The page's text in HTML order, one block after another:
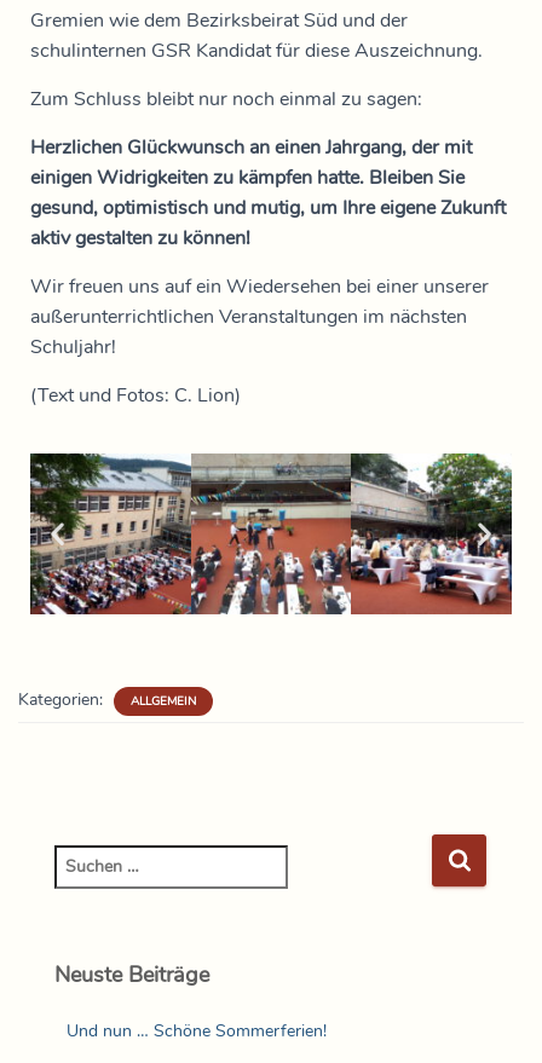
Gremien wie dem Bezirksbeirat Süd und der
schulinternen GSR Kandidat für diese Auszeichnung.
Zum Schluss bleibt nur noch einmal zu sagen:
Herzlichen Glückwunsch an einen Jahrgang, der mit
einigen Widrigkeiten zu kämpfen hatte. Bleiben Sie
gesund, optimistisch und mutig, um Ihre eigene Zukunft
aktiv gestalten zu können!
Wir freuen uns auf ein Wiedersehen bei einer unserer
außerunterrichtlichen Veranstaltungen im nächsten
Schuljahr!
(Text und Fotos: C. Lion)
Kategorien: ALLGEMEIN
Neuste Beiträge
Und nun … Schöne Sommerferien!